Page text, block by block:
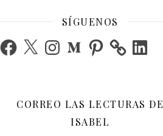
SÍGUENOS
Facebook
X InstagramMediumPinterest LinkedIn
CORREO LAS LECTURAS DE
ISABEL